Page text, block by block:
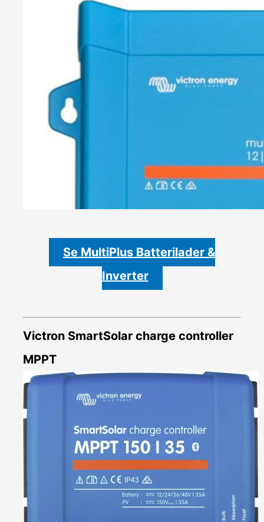
Se MultiPlus Batterilader &
Inverter
Victron SmartSolar charge controller
MPPT